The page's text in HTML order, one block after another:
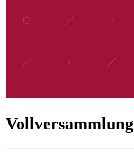
Vollversammlung